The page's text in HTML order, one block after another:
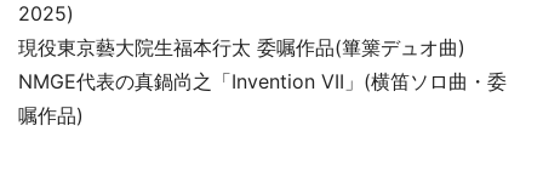
2025)
現役東京藝大院生福本行太 委嘱作品(篳篥デュオ曲)
NMGE代表の真鍋尚之「Invention VII」(横笛ソロ曲・委
嘱作品)